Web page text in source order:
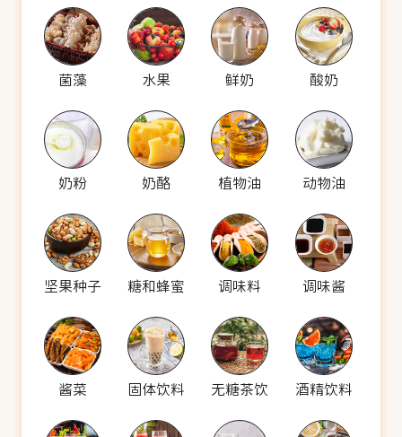
菌藻 水果 鲜奶 酸奶
奶粉 奶酪 植物油 动物油
坚果种子 糖和蜂蜜 调味料 调味酱
酱菜 固体饮料 无糖茶饮 酒精饮料